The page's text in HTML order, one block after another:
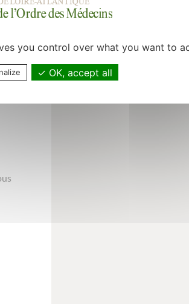
bien
you control over what you want to
OK, accept all